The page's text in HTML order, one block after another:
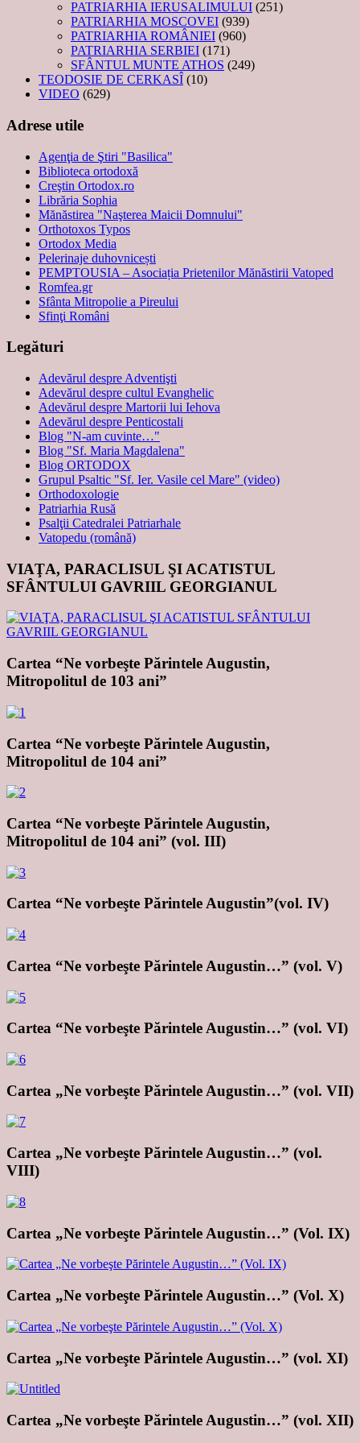
PATRIARHIA IERUSALIMULUI (251)
PATRIARHIA MOSCOVEI (939)
PATRIARHIA ROMÂNIEI (960)
PATRIARHIA SERBIEI (171)
SFÂNTUL MUNTE ATHOS (249)
TEODOSIE DE CERKASÎ (10)
VIDEO (629)
Adrese utile
Agenţia de Ştiri "Basilica"
Biblioteca ortodoxă
Creştin Ortodox.ro
Librăria Sophia
Mănăstirea "Naşterea Maicii Domnului"
Orthotoxos Typos
Ortodox Media
Pelerinaje duhovnicești
PEMPTOUSIA – Asociația Prietenilor Mănăstirii Vatoped
Romfea.gr
Sfânta Mitropolie a Pireului
Sfinţi Români
Legături
Adevărul despre Adventişti
Adevărul despre cultul Evanghelic
Adevărul despre Martorii lui Iehova
Adevărul despre Penticostali
Blog "N-am cuvinte…"
Blog "Sf. Maria Magdalena"
Blog ORTODOX
Grupul Psaltic "Sf. Ier. Vasile cel Mare" (video)
Orthodoxologie
Patriarhia Rusă
Psalţii Catedralei Patriarhale
Vatopedu (română)
VIAŢA, PARACLISUL ŞI ACATISTUL
SFÂNTULUI GAVRIIL GEORGIANUL
Cartea “Ne vorbeşte Părintele Augustin,
Mitropolitul de 103 ani”
Cartea “Ne vorbeşte Părintele Augustin,
Mitropolitul de 104 ani”
Cartea “Ne vorbeşte Părintele Augustin,
Mitropolitul de 104 ani” (vol. III)
Cartea “Ne vorbeşte Părintele Augustin”(vol. IV)
Cartea “Ne vorbeşte Părintele Augustin…” (vol. V)
Cartea “Ne vorbeşte Părintele Augustin…” (vol. VI)
Cartea „Ne vorbeşte Părintele Augustin…” (vol. VII)
Cartea „Ne vorbeşte Părintele Augustin…” (vol.
VIII)
Cartea „Ne vorbeşte Părintele Augustin…” (Vol. IX)
Cartea „Ne vorbeşte Părintele Augustin…” (Vol. X)
Cartea „Ne vorbeşte Părintele Augustin…” (vol. XI)
Cartea „Ne vorbeşte Părintele Augustin…” (vol. XII)